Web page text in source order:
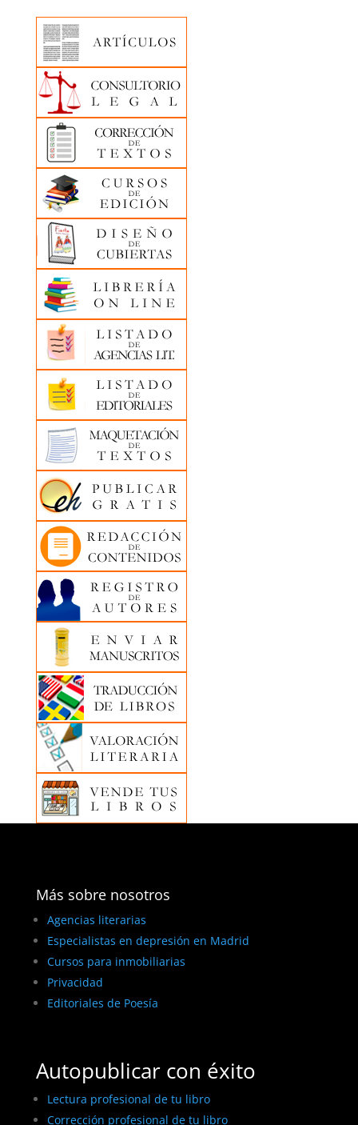
Más sobre nosotros
Agencias literarias
Especialistas en depresión en Madrid
Cursos para inmobiliarias
Privacidad
Editoriales de Poesía
Autopublicar con éxito
Lectura profesional de tu libro
Corrección profesional de tu libro